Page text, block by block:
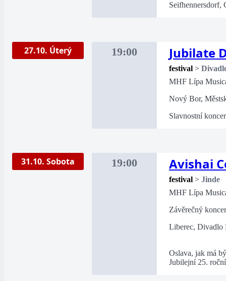
Seifhennersdorf,
27.10. Úterý 19:00 Jubilate
festival >
MHF Lípa
Nový Bor,
Slavnostní
31.10. Sobota 19:00 Avishai
festival > Jinde
MHF Lípa
Závěrečný
Liberec, Divadlo
Oslava, jak má
Jubilejní 25.